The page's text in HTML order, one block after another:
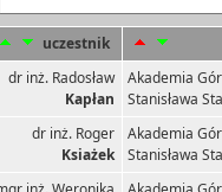
uczestnik
dr inż. Radosław
Kapłan
Akademia
Stanisława
dr inż. Roger
Ksiażek
Akademia
Stanisława